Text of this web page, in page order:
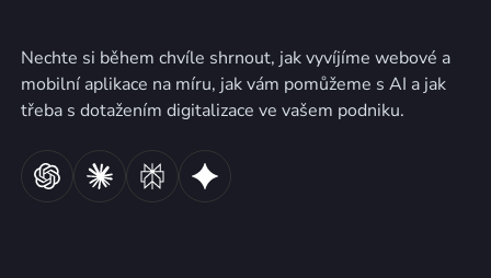
Nechte si během chvíle shrnout, jak vyvíjíme webové a
mobilní aplikace na míru, jak vám pomůžeme s AI a jak
třeba s dotažením digitalizace ve vašem podniku.